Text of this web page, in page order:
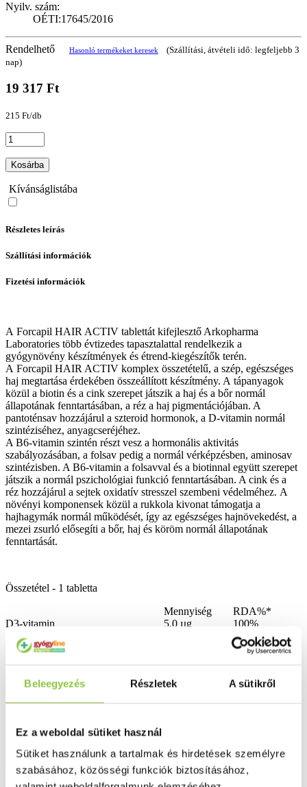
Beleegyezés Részletek A sütikről
Ez a weboldal sütiket használ
Sütiket használunk a tartalmak és hirdetések személyre
szabásához, közösségi funkciók biztosításához,
Nyilv. szám:
OÉTI:17645/2016
Rendelhető Hasonló termékeket keresek
(Szállítási, átvételi idő: legfeljebb 3
nap)
19 317 Ft
215 Ft/db
Kosárba
Kívánságlistába
Részletes leírás
Szállítási információk
Fizetési információk
A Forcapil HAIR ACTIV tablettát kifejlesztő Arkopharma
Laboratories több évtizedes tapasztalattal rendelkezik a
gyógynövény készítmények és étrend-kiegészítők terén.
A Forcapil HAIR ACTIV komplex összetételű, a szép, egészséges
haj megtartása érdekében összeállított készítmény. A tápanyagok
közül a biotin és a cink szerepet játszik a haj és a bőr normál
állapotának fenntartásában, a réz a haj pigmentációjában. A
pantoténsav hozzájárul a szteroid hormonok, a D-vitamin normál
szintéziséhez, anyagcseréjéhez.
A B6-vitamin szintén részt vesz a hormonális aktivitás
szabályozásában, a folsav pedig a normál vérképzésben, aminosav
szintézisben. A B6-vitamin a folsavval és a biotinnal együtt szerepet
játszik a normál pszichológiai funkció fenntartásában. A cink és a
réz hozzájárul a sejtek oxidatív stresszel szembeni védelméhez. A
növényi komponensek közül a rukkola kivonat támogatja a
hajhagymák normál működését, így az egészséges hajnövekedést, a
mezei zsurló elősegíti a bőr, haj és köröm normál állapotának
fenntartását.
Összetétel - 1 tabletta
Mennyiség
RDA%*
D3-vitamin
5,0 µg
100%
B5-vitamin (pantoténsav)
100%
B6-vitamin
386%
Cink
10 mg
100%
L- arginIn
Mezei zsúrló hajtás por
45 mg
Rukkola hajtás kivonat
100 mg
* Az ajánlott napi bevitel %-a